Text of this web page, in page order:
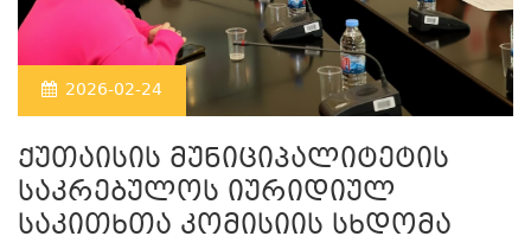
2026-02-24
ქუთაისის მუნიციპალიტეტის
საკრებულოს იურიდიულ
საკითხთა კომისიის სხდომა